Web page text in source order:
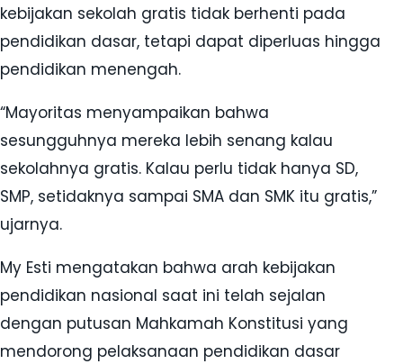
kebijakan sekolah gratis tidak berhenti pada
pendidikan dasar, tetapi dapat diperluas hingga
pendidikan menengah.
“Mayoritas menyampaikan bahwa
sesungguhnya mereka lebih senang kalau
sekolahnya gratis. Kalau perlu tidak hanya SD,
SMP, setidaknya sampai SMA dan SMK itu gratis,”
ujarnya.
My Esti mengatakan bahwa arah kebijakan
pendidikan nasional saat ini telah sejalan
dengan putusan Mahkamah Konstitusi yang
mendorong pelaksanaan pendidikan dasar